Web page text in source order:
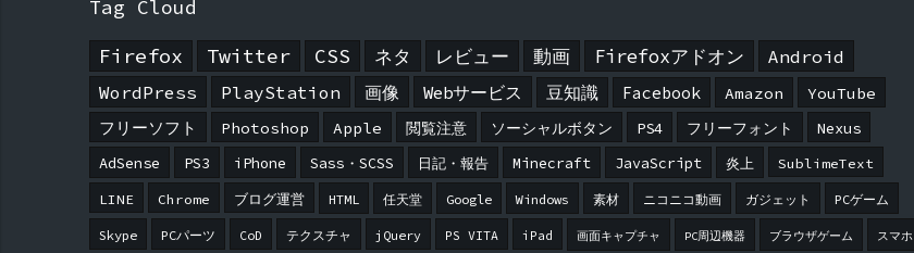
Tag Cloud
Firefox
Twitter CSS ネタ レビュー 動画 Firefoxアドオン
Android
WordPress
PlayStation 画像 Webサービス 豆知識 Facebook Amazon
YouTube
フリーソフト
Photoshop Apple 閲覧注意 ソーシャルボタン PS4 フリーフォント Nexus
AdSense PS3 iPhone Sass・SCSS 日記・報告 Minecraft JavaScript 炎上 SublimeText
LINE Chrome ブログ運営 HTML 任天堂 Google Windows 素材 ニコニコ動画 ガジェット PCゲーム
Skype PCパーツ CoD テクスチャ jQuery PS VITA iPad 画面キャプチャ PC周辺機器 ブラウザゲーム スマホ